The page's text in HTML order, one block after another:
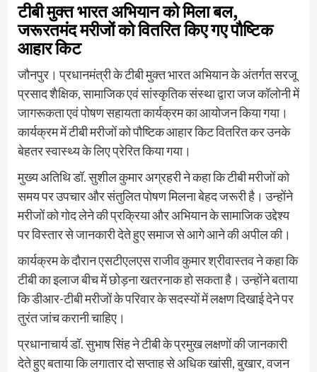
टीबी मुक्त भारत अभियान को मिला बल,
जरूरतमंद मरीजों को वितरित किए गए पौष्टिक
आहार किट
जौनपुर। प्रधानमंत्री के टीबी मुक्त भारत अभियान के अंतर्गत सरजू
प्रसाद शैक्षिक, सामाजिक एवं सांस्कृतिक संस्था द्वारा जज कॉलोनी में
जागरूकता एवं पोषण सहायता कार्यक्रम का आयोजन किया गया।
कार्यक्रम में टीबी मरीजों को पौष्टिक आहार किट वितरित कर उनके
बेहतर स्वास्थ्य के लिए प्रेरित किया गया।
मुख्य अतिथि डॉ. सुशील कुमार अग्रहरी ने कहा कि टीबी मरीजों को
समय पर उपचार और संतुलित पोषण मिलना बेहद जरूरी है। उन्होंने
मरीजों को गोद लेने की प्रक्रिया और अभियान के सामाजिक उद्देश्य
पर विस्तार से जानकारी देते हुए समाज से आगे आने की अपील की।
कार्यक्रम के दौरान एसटीएलएस राजीव कुमार श्रीवास्तव ने कहा कि
टीबी का इलाज बीच में छोड़ना खतरनाक हो सकता है। उन्होंने बताया
कि डीआर-टीबी मरीजों के परिवार के सदस्यों में लक्षण दिखाई देने पर
तुरंत जांच करानी चाहिए।
प्रधानाचार्य डॉ. सुभाष सिंह ने टीबी के प्रमुख लक्षणों की जानकारी
देते हुए बताया कि लगातार दो सप्ताह से अधिक खांसी, बुखार, वजन